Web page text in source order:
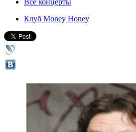
Клуб Money Honey